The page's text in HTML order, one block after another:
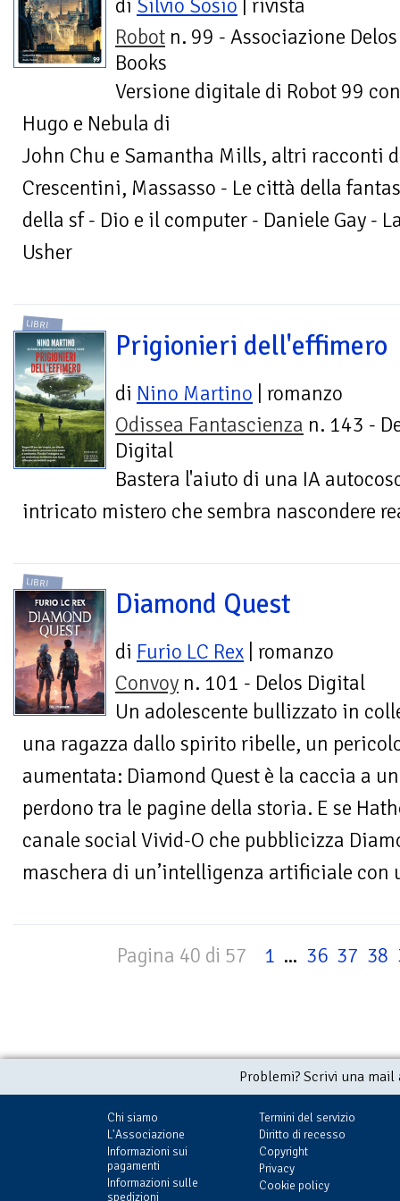
di Silvio Sosio | rivista
Robot n. 99 - Associazione Delos
Books
Versione digitale di Robot 99
Hugo e Nebula di
John Chu e Samantha Mills, altri racconti
Crescentini, Massasso - Le città della
della sf - Dio e il computer - Daniele Gay -
Usher
LIBRI
Prigionieri dell'effimero
di Nino Martino | romanzo
Odissea Fantascienza n. 143 -
Digital
Bastera l'aiuto di una IA
intricato mistero che sembra nascondere
LIBRI
Diamond Quest
di Furio LC Rex | romanzo
Convoy n. 101 - Delos Digital
Un adolescente bullizzato in
una ragazza dallo spirito ribelle, un
aumentata: Diamond Quest è la caccia a
perdono tra le pagine della storia. E se
canale social Vivid-O che pubblicizza
maschera di un’intelligenza artificiale con
Pagina 40 di 57 1 ... 36 37 38
Problemi? Scrivi una
Chi siamo
L'Associazione
Informazioni sui
pagamenti
Informazioni sulle
spedizioni
Termini del servizio
Diritto di recesso
Copyright
Privacy
Cookie policy